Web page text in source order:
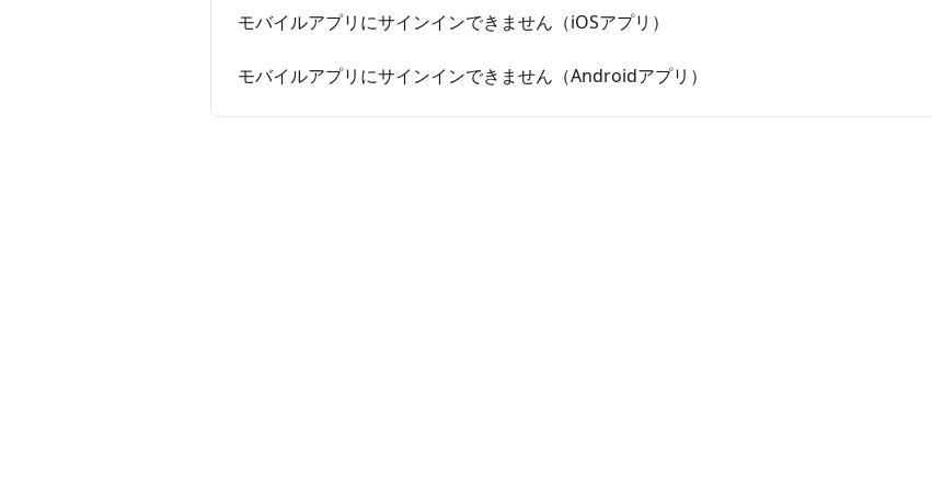
モバイルアプリにサインインできません（iOSアプリ）
モバイルアプリにサインインできません（Androidアプリ）